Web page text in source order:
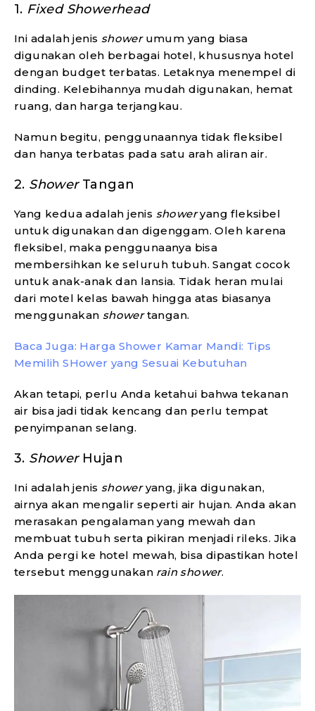
1. Fixed Showerhead
Ini adalah jenis showerumum yang biasa
digunakan oleh berbagai hotel, khususnya hotel
dengan budget terbatas. Letaknya menempel di
dinding. Kelebihannya mudah digunakan, hemat
ruang, dan harga terjangkau.
Namun begitu, penggunaannya tidak fleksibel
dan hanya terbatas pada satu arah aliran air.
2. ShowerTangan
Yang kedua adalah jenis showeryang fleksibel
untuk digunakan dan digenggam. Oleh karena
fleksibel, maka penggunaanya bisa
membersihkan ke seluruh tubuh. Sangat cocok
untuk anak-anak dan lansia. Tidak heran mulai
dari motel kelas bawah hingga atas biasanya
menggunakan showertangan.
Baca Juga: Harga Shower Kamar Mandi: Tips
Memilih SHower yang Sesuai Kebutuhan
Akan tetapi, perlu Anda ketahui bahwa tekanan
air bisa jadi tidak kencang dan perlu tempat
penyimpanan selang.
3. ShowerHujan
Ini adalah jenis showeryang, jika digunakan,
airnya akan mengalir seperti air hujan. Anda akan
merasakan pengalaman yang mewah dan
membuat tubuh serta pikiran menjadi rileks. Jika
Anda pergi ke hotel mewah, bisa dipastikan hotel
tersebut menggunakan rain shower.